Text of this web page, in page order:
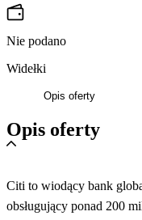
Nie podano
Widełki
Opis oferty
Opis oferty
Citi to wiodący bank
obsługujący ponad 200